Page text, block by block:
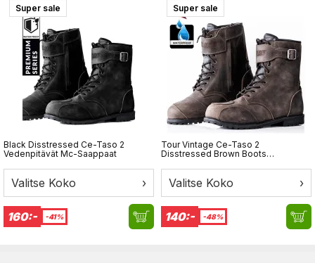
Super sale
Black Disstressed Ce-Taso 2
Vedenpitävät Mc-Saappaat
Valitse Koko ›
160:- -41%
Super sale
Tour Vintage Ce-Taso 2
Disstressed Brown Boots
Valitse Koko ›
140:- -48%